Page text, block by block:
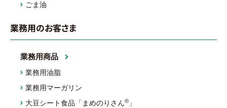
ごま油
業務用のお客さま
業務用商品
業務用油脂
業務用マーガリン
大豆シート食品「まめのりさん® 」